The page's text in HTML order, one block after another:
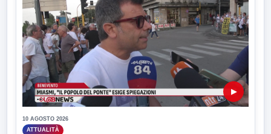
▶
10 AGOSTO 2026
ATTUALITÀ